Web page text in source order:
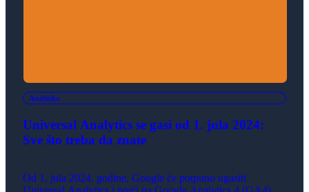
Analitika
Universal Analytics se gasi od 1. jula 2024:
Sve što treba da znate
Od 1. jula 2024. godine, Google će potpuno ugasiti